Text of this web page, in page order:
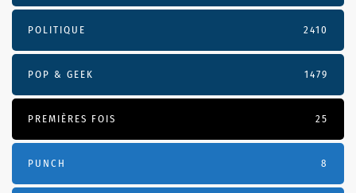
POLITIQUE 2410
POP & GEEK 1479
PREMIÈRES FOIS 25
PUNCH 8